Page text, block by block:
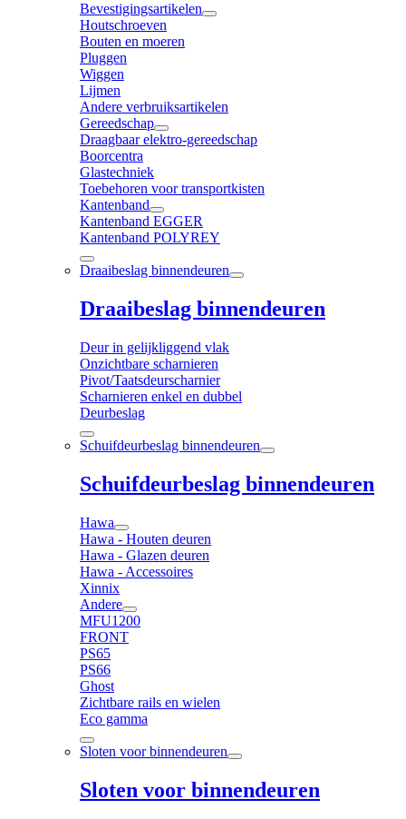
Bevestigingsartikelen
Houtschroeven
Bouten en moeren
Pluggen
Wiggen
Lijmen
Andere verbruiksartikelen
Gereedschap
Draagbaar elektro-gereedschap
Boorcentra
Glastechniek
Toebehoren voor transportkisten
Kantenband
Kantenband EGGER
Kantenband POLYREY
Draaibeslag binnendeuren
Draaibeslag binnendeuren
Deur in gelijkliggend vlak
Onzichtbare scharnieren
Pivot/Taatsdeurscharnier
Scharnieren enkel en dubbel
Deurbeslag
Schuifdeurbeslag binnendeuren
Schuifdeurbeslag binnendeuren
Hawa
Hawa - Houten deuren
Hawa - Glazen deuren
Hawa - Accessoires
Xinnix
Andere
MFU1200
FRONT
PS65
PS66
Ghost
Zichtbare rails en wielen
Eco gamma
Sloten voor binnendeuren
Sloten voor binnendeuren